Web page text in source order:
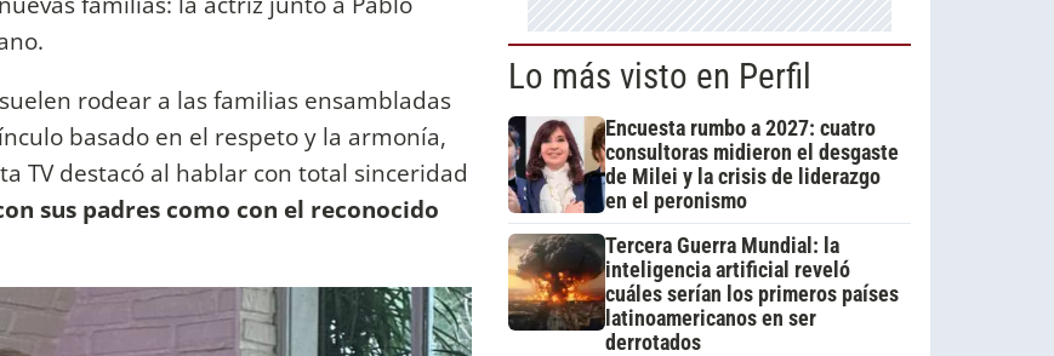
rodear a las familias ensambladas
basado en el respeto y la armonía,
TV destacó al hablar con total sinceridad
sus padres como con el reconocido
Lo más visto en Perfil
Encuesta rumbo a 2027: cuatro
consultoras midieron el desgaste
de Milei y la crisis de liderazgo
en el peronismo
Tercera Guerra Mundial: la
inteligencia artificial reveló
cuáles serían los primeros países
latinoamericanos en ser
derrotados